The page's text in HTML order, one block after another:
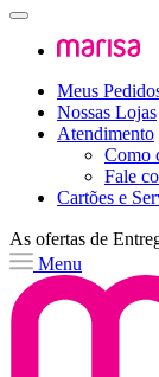
Meus
Nossas Lojas
Atendimento
Como
Fale
Cartões e
As ofertas de
Menu